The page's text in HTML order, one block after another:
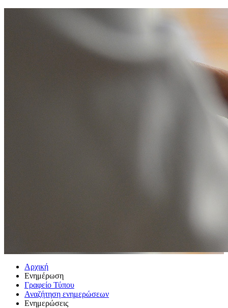
Αρχική
Ενημέρωση
Γραφείο Τύπου
Αναζήτηση ενημερώσεων
Ενημερώσεις